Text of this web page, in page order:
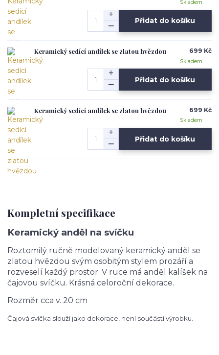
Skladem
Přidat do košíku
Keramický sedící andílek se zlatou hvězdou 699 Kč
Skladem
Přidat do košíku
Keramický sedící andílek se zlatou hvězdou 699 Kč
Skladem
Přidat do košíku
Kompletní specifikace
Keramický anděl na svíčku
Roztomilý ručně modelovaný keramický anděl se
zlatou hvězdou svým osobitým stylem prozáří a
rozveselí každý prostor. V ruce má anděl kalíšek na
čajovou svíčku. Krásná celoroční dekorace.
Rozměr cca v. 20 cm
Čajová svíčka slouží jako dekorace, není součástí výrobku.